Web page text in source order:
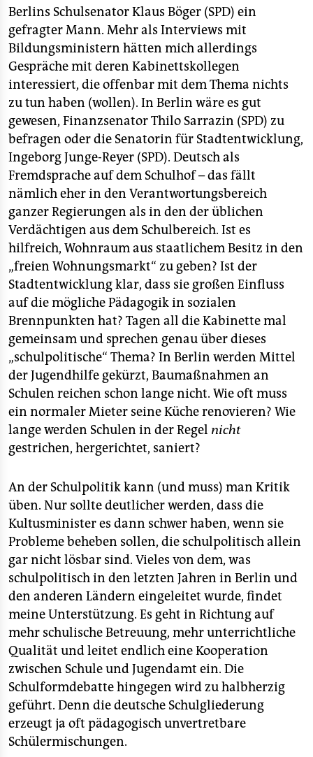
Berlins Schulsenator Klaus Böger (SPD) ein
gefragter Mann. Mehr als Interviews mit
Bildungsministern hätten mich allerdings
Gespräche mit deren Kabinettskollegen
interessiert, die offenbar mit dem Thema nichts
zu tun haben (wollen). In Berlin wäre es gut
gewesen, Finanzsenator Thilo Sarrazin (SPD) zu
befragen oder die Senatorin für Stadtentwicklung,
Ingeborg Junge-Reyer (SPD). Deutsch als
Fremdsprache auf dem Schulhof – das fällt
nämlich eher in den Verantwortungsbereich
ganzer Regierungen als in den der üblichen
Verdächtigen aus dem Schulbereich. Ist es
hilfreich, Wohnraum aus staatlichem Besitz in den
„freien Wohnungsmarkt“ zu geben? Ist der
Stadtentwicklung klar, dass sie großen Einfluss
auf die mögliche Pädagogik in sozialen
Brennpunkten hat? Tagen all die Kabinette mal
gemeinsam und sprechen genau über dieses
„schulpolitische“ Thema? In Berlin werden Mittel
der Jugendhilfe gekürzt, Baumaßnahmen an
Schulen reichen schon lange nicht. Wie oft muss
ein normaler Mieter seine Küche renovieren? Wie
lange werden Schulen in der Regel nicht
gestrichen, hergerichtet, saniert?
An der Schulpolitik kann (und muss) man Kritik
üben. Nur sollte deutlicher werden, dass die
Kultusminister es dann schwer haben, wenn sie
Probleme beheben sollen, die schulpolitisch allein
gar nicht lösbar sind. Vieles von dem, was
schulpolitisch in den letzten Jahren in Berlin und
den anderen Ländern eingeleitet wurde, findet
meine Unterstützung. Es geht in Richtung auf
mehr schulische Betreuung, mehr unterrichtliche
Qualität und leitet endlich eine Kooperation
zwischen Schule und Jugendamt ein. Die
Schulformdebatte hingegen wird zu halbherzig
geführt. Denn die deutsche Schulgliederung
erzeugt ja oft pädagogisch unvertretbare
Schülermischungen.